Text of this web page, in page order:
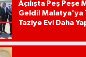
Açılışta Peş Peşe
Geldi! Malatya'ya
Taziye Evi Daha